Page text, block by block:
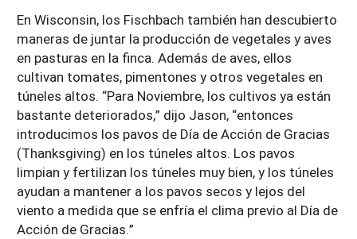
En Wisconsin, los Fischbach también han descubierto
maneras de juntar la producción de vegetales y aves
en pasturas en la finca. Además de aves, ellos
cultivan tomates, pimentones y otros vegetales en
túneles altos. “Para Noviembre, los cultivos ya están
bastante deteriorados,” dijo Jason, “entonces
introducimos los pavos de Día de Acción de Gracias
(Thanksgiving) en los túneles altos. Los pavos
limpian y fertilizan los túneles muy bien, y los túneles
ayudan a mantener a los pavos secos y lejos del
viento a medida que se enfría el clima previo al Día de
Acción de Gracias.”